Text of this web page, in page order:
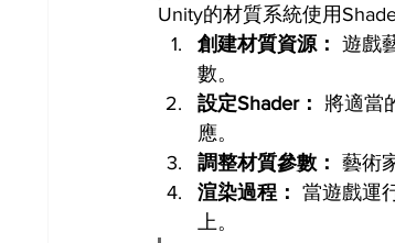
Unity的材質系統使用
創建材質資源： 遊戲
數。
設定Shader：
將適當
應。
調整材質參數： 藝術
渲染過程： 當遊戲運
上。